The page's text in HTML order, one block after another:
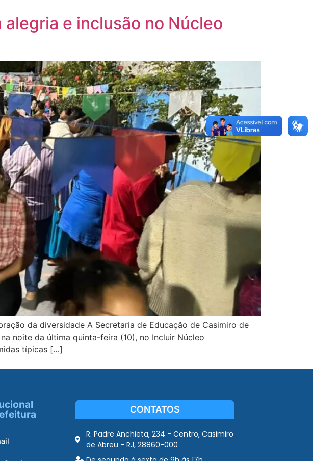
e inclusão no Núcleo
da diversidade A Secretaria de Educação de Casimiro de
noite da última quinta-feira (10), no Incluir Núcleo
típicas […]
CONTATOS
R. Padre Anchieta, 234 - Centro, Casimiro
de Abreu - RJ, 28860-000